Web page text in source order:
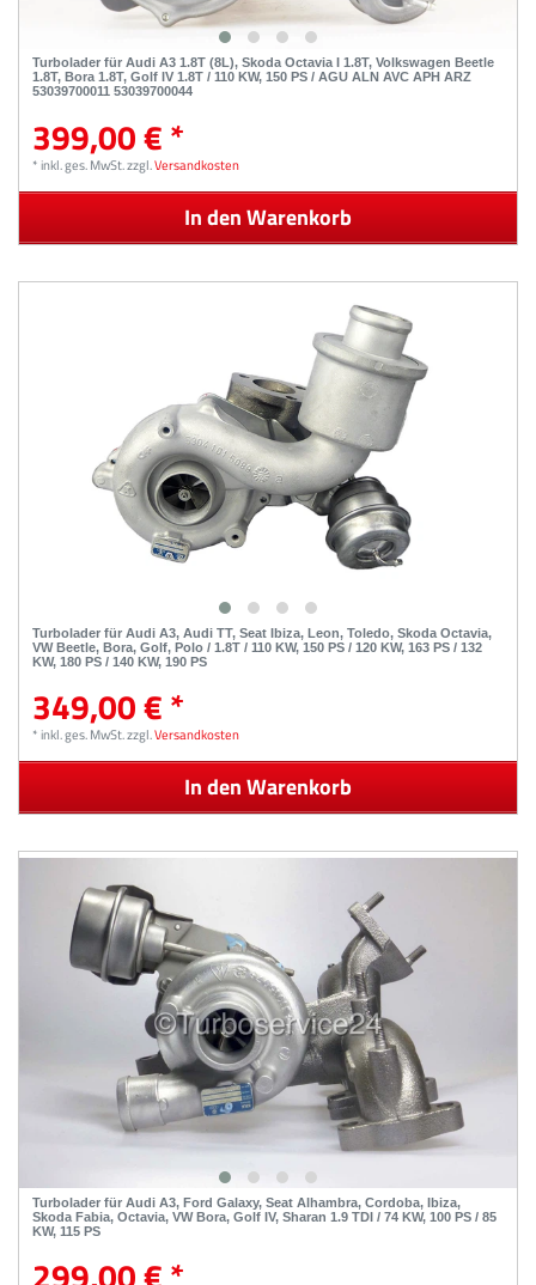
Turbolader für Audi A3 1.8T (8L), Skoda Octavia I 1.8T, Volkswagen Beetle
1.8T, Bora 1.8T, Golf IV 1.8T / 110 KW, 150 PS / AGU ALN AVC APH ARZ
53039700011 53039700044
399,00 € *
*inkl. ges. MwSt.zzgl.Versandkosten
In den Warenkorb
Turbolader für Audi A3, Audi TT, Seat Ibiza, Leon, Toledo, Skoda Octavia,
VW Beetle, Bora, Golf, Polo / 1.8T / 110 KW, 150 PS / 120 KW, 163 PS / 132
KW, 180 PS / 140 KW, 190 PS
349,00 € *
*inkl. ges. MwSt.zzgl.Versandkosten
In den Warenkorb
Turbolader für Audi A3, Ford Galaxy, Seat Alhambra, Cordoba, Ibiza,
Skoda Fabia, Octavia, VW Bora, Golf IV, Sharan 1.9 TDI / 74 KW, 100 PS / 85
KW, 115 PS